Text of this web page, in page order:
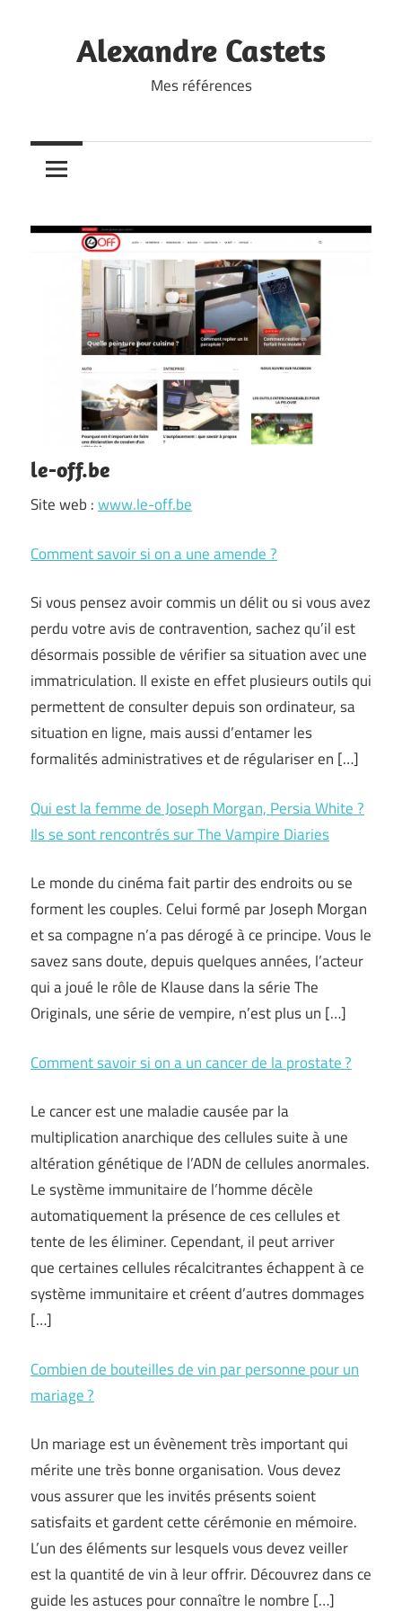
contentAlexandre Castets
Mes références
le-off.be
Site web :www.le-off.be
Comment savoir si on a une amende ?
Si vous pensez avoir commis un délit ou si vous avez
perdu votre avis de contravention, sachez qu’il est
désormais possible de vérifier sa situation avec une
immatriculation. Il existe en effet plusieurs outils qui
permettent de consulter depuis son ordinateur, sa
situation en ligne, mais aussi d’entamer les
formalités administratives et de régulariser en […]
Qui est la femme de Joseph Morgan, Persia White ?
Ils se sont rencontrés sur The Vampire Diaries
Le monde du cinéma fait partir des endroits ou se
forment les couples. Celui formé par Joseph Morgan
et sa compagne n’a pas dérogé à ce principe. Vous le
savez sans doute, depuis quelques années, l’acteur
qui a joué le rôle de Klause dans la série The
Originals, une série de vempire, n’est plus un […]
Comment savoir si on a un cancer de la prostate ?
Le cancer est une maladie causée par la
multiplication anarchique des cellules suite à une
altération génétique de l’ADN de cellules anormales.
Le système immunitaire de l’homme décèle
automatiquement la présence de ces cellules et
tente de les éliminer. Cependant, il peut arriver
que certaines cellules récalcitrantes échappent à ce
système immunitaire et créent d’autres dommages
[…]
Combien de bouteilles de vin par personne pour un
mariage ?
Un mariage est un évènement très important qui
mérite une très bonne organisation. Vous devez
vous assurer que les invités présents soient
satisfaits et gardent cette cérémonie en mémoire.
L’un des éléments sur lesquels vous devez veiller
est la quantité de vin à leur offrir. Découvrez dans ce
guide les astuces pour connaître le nombre […]